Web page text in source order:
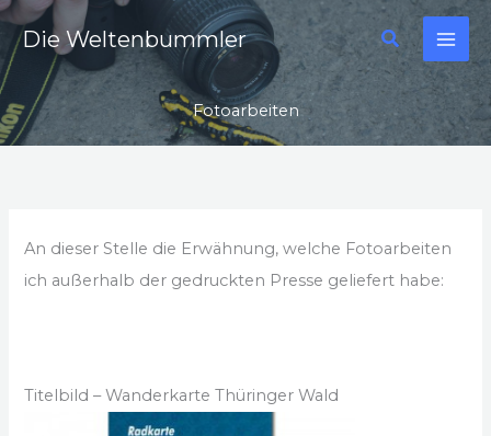
Zum
Inhalt
springen
Die Weltenbummler Suchen
Fotoarbeiten
An dieser Stelle die Erwähnung, welche Fotoarbeiten
ich außerhalb der gedruckten Presse geliefert habe:
Titelbild – Wanderkarte Thüringer Wald